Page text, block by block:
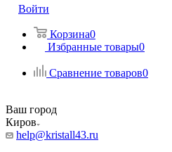
Войти
Корзина0
Избранные товары0
Сравнение товаров0
Ваш город
Киров
help@kristall43.ru